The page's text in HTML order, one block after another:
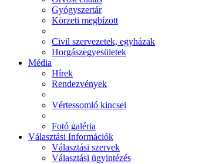
Gyógyszertár
Körzeti megbízott
Civil szervezetek, egyházak
Horgászegyesületek
Média
Hírek
Rendezvények
Vértessomló kincsei
Fotó galéria
Választási Információk
Választási szervek
Választási ügyintézés